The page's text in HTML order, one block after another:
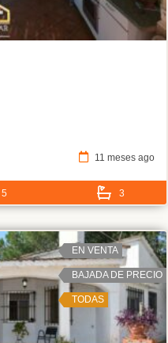
11 meses ago
5 3
EN VENTA
BAJADA DE PRECIO
TODAS